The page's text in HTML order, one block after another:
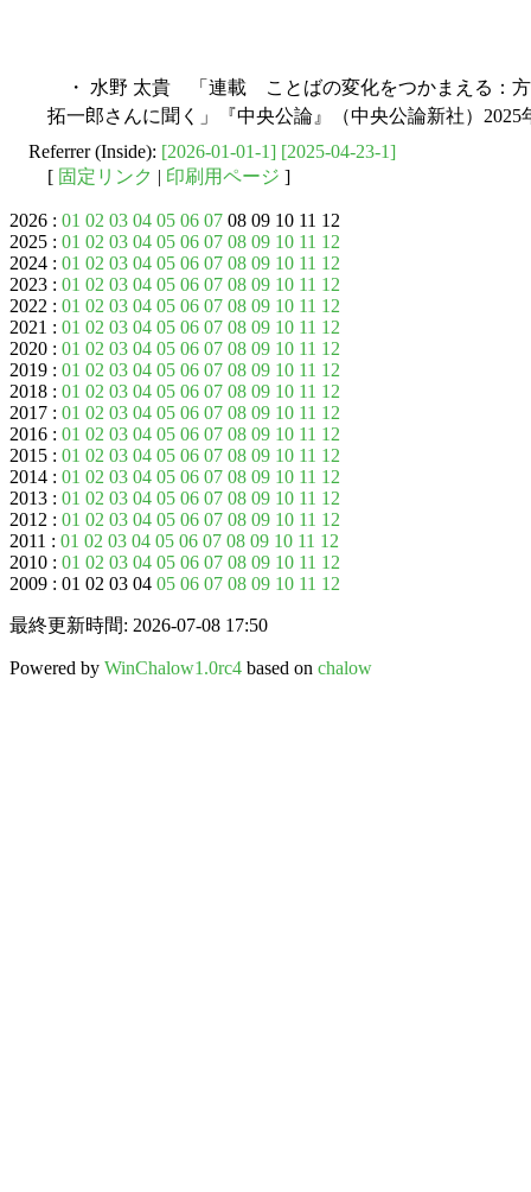
・ 水野 太貴 「連載 ことばの変化をつかまえる：方
拓一郎さんに聞く」『中央公論』（中央公論新社）2025
Referrer (Inside): [2026-01-01-1] [2025-04-23-1]
[ 固定リンク | 印刷用ページ ]
2026 : 01 02 03 04 05 06 07 08 09 10 11 12
2025 : 01 02 03 04 05 06 07 08 09 10 11 12
2024 : 01 02 03 04 05 06 07 08 09 10 11 12
2023 : 01 02 03 04 05 06 07 08 09 10 11 12
2022 : 01 02 03 04 05 06 07 08 09 10 11 12
2021 : 01 02 03 04 05 06 07 08 09 10 11 12
2020 : 01 02 03 04 05 06 07 08 09 10 11 12
2019 : 01 02 03 04 05 06 07 08 09 10 11 12
2018 : 01 02 03 04 05 06 07 08 09 10 11 12
2017 : 01 02 03 04 05 06 07 08 09 10 11 12
2016 : 01 02 03 04 05 06 07 08 09 10 11 12
2015 : 01 02 03 04 05 06 07 08 09 10 11 12
2014 : 01 02 03 04 05 06 07 08 09 10 11 12
2013 : 01 02 03 04 05 06 07 08 09 10 11 12
2012 : 01 02 03 04 05 06 07 08 09 10 11 12
2011 : 01 02 03 04 05 06 07 08 09 10 11 12
2010 : 01 02 03 04 05 06 07 08 09 10 11 12
2009 : 01 02 03 04 05 06 07 08 09 10 11 12
最終更新時間: 2026-07-08 17:50
Powered by WinChalow1.0rc4 based on chalow